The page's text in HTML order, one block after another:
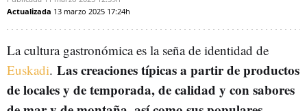
Actualizada 13 marzo 2025 17:24h
La cultura gastronómica es la seña de identidad de
Euskadi. Las creaciones típicas a partir de productos
de locales y de temporada, de calidad y con sabores